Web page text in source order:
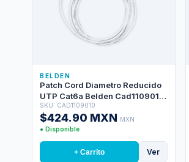
BELDEN
Patch Cord Diametro Reducido
UTP Cat6a Belden Cad1109010
/ Interior / Blanco / 4 Pares / 28
Awg / Forro Pvc / Cmr / 10 Pies 3
Metros
SKU: CAD1109010
$424.90 MXN MXN
● Disponible
+ Carrito Ver